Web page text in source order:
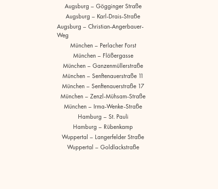
Augsburg – Gögginger Straße
Augsburg – Karl-Drais-Straße
Augsburg – Christian-Angerbauer-
Weg
München – Perlacher Forst
München – Flößergasse
München – Ganzenmüllerstraße
München – Senftenauerstraße 11
München – Senftenauerstraße 17
München – Zenzl-Mühsam-Straße
München – Irma-Wenke-Straße
Hamburg – St. Pauli
Hamburg – Rübenkamp
Wuppertal – Langerfelder Straße
Wuppertal – Goldlackstraße